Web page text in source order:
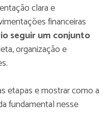
clara e
financeiras
seguir um conjunto
organização e
etapas e mostrar como a
fundamental nesse